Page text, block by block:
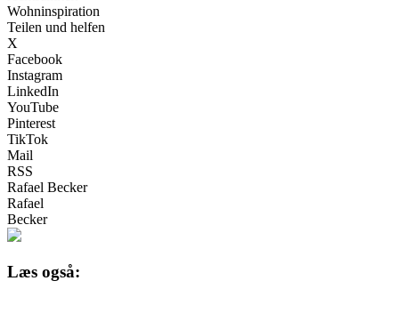
Wohninspiration
Teilen und helfen
X
Facebook
Instagram
LinkedIn
YouTube
Pinterest
TikTok
Mail
RSS
Rafael Becker
Rafael
Becker
Læs også: